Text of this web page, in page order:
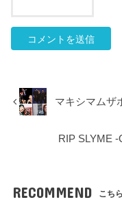
マキシマムザ
RIP SLYME
RECOMMEND こち